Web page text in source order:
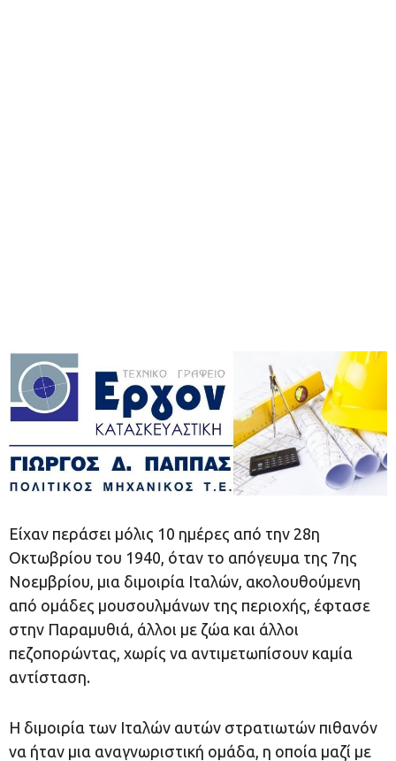
Είχαν περάσει μόλις 10 ημέρες από την 28η
Οκτωβρίου του 1940, όταν το απόγευμα της 7ης
Νοεμβρίου, μια διμοιρία Ιταλών, ακολουθούμενη
από ομάδες μουσουλμάνων της περιοχής, έφτασε
στην Παραμυθιά, άλλοι με ζώα και άλλοι
πεζοπορώντας, χωρίς να αντιμετωπίσουν καμία
αντίσταση.
Η διμοιρία των Ιταλών αυτών στρατιωτών πιθανόν
να ήταν μια αναγνωριστική ομάδα, η οποία μαζί με